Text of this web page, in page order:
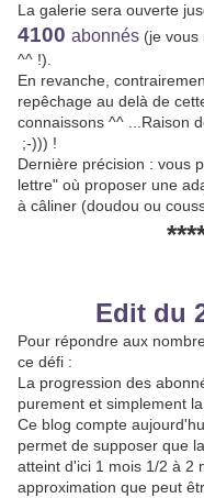
La galerie sera ouverte
4100 abonnés (je vous
^^ !).
En revanche,
repêchage au delà de
connaissons ^^ ...Raison
;-))) !
Dernière précision : vous
lettre" où proposer une
à câliner (doudou ou
Edit du
Pour répondre aux
ce défi :
La progression des
purement et simplement
Ce blog compte
permet de supposer que
atteint d'ici 1 mois 1/2 à 2
approximation que peut